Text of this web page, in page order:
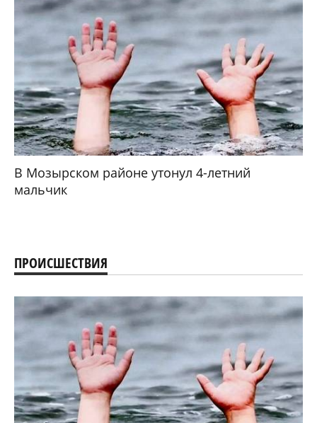
В Мозырском районе утонул 4-летний
мальчик
ПРОИСШЕСТВИЯ